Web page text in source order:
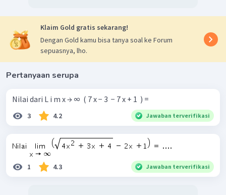
Klaim Gold gratis sekarang!
Dengan Gold kamu bisa tanya soal ke Forum
sepuasnya, lho.
Pertanyaan serupa
Nilai dari L i m x → ∞ ​ ( 7 x − 3 ​ − 7 x + 1 ​ ) =
3 4.2 Jawaban terverifikasi
1 4.3 Jawaban terverifikasi